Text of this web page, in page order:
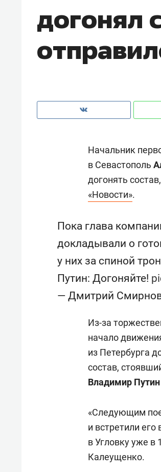
догонял
Начальник
в Севастополь
догонять
«Новости».
Пока глава
докладывали о
у них за спиной
Путин: Догоняйте!
— Дмитрий
Из-за
начало
из Петербурга
состав,
Владимир Путин
«Следующим
и встретили
в Угловку уже в
Калеущенко.
чем интересен
Рекомендуем
Как ГК «МИР ГРУПП» и ВТБ
комфорта под Казанью